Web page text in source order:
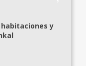
habitaciones y